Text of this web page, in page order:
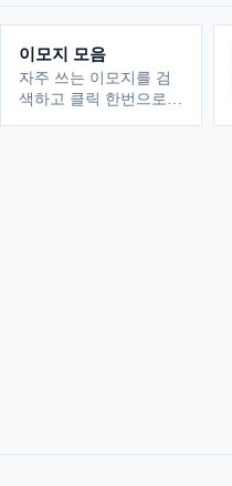
이모지 모음
자주 쓰는 이모지를 검
색하고 클릭 한번으로